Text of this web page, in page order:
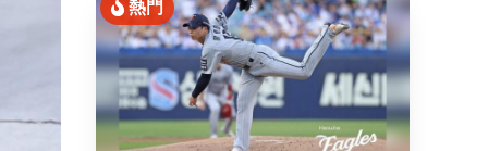
熱門